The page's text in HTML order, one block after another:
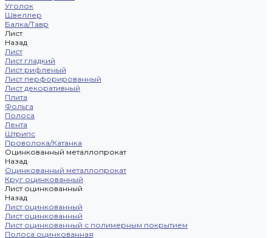
Уголок
Швеллер
Балка/Тавр
Лист
Назад
Лист
Лист гладкий
Лист рифленый
Лист перфорированный
Лист декоративный
Плита
Фольга
Полоса
Лента
Штрипс
Проволока/Катанка
Оцинкованный металлопрокат
Назад
Оцинкованный металлопрокат
Круг оцинкованный
Лист оцинкованный
Назад
Лист оцинкованный
Лист оцинкованный
Лист оцинкованный с полимерным покрытием
Полоса оцинкованная